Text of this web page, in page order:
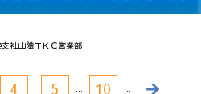
社山陰ＴＫＣ営業部
4 5 ... 10 ...